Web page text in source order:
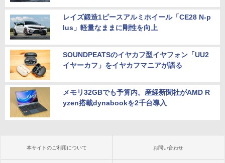
レイズ鍛造1ピースアルミホイール「CE28 N-p
lus」軽量なままに剛性を向上
SOUNDPEATSのイヤカフ型イヤフォン「UU2
イヤーカフ」をイヤカフマニアが語る
メモリ32GBでも予算内。産経新聞社がAMD R
yzen搭載dynabookを2千台導入
本サイトのご利用について お問い合わせ